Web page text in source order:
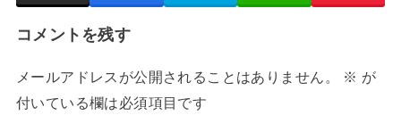
コメントを残す
メールアドレスが公開されることはありません。 ※ が
付いている欄は必須項目です